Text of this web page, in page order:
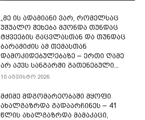
„მე ის ადამიანი ვარ, რომელსაც
უშუალო შეხება მქონდა თუნდაც
ტყვეების გაცვლასთან და თუნდაც
ბარამიძის ამ თემასთან
დამოკიდებულებაზე – ერთი ღამე
არ აქვს სანგარში გათენებული...
10 აგვისტო 2026
მძიმე მდგომარეობაში მყოფი
ახალგაზრდა გადაარჩინეს – 41
წლის ახალგაზრდა მამაკაცი,